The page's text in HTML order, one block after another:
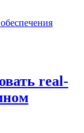
real-